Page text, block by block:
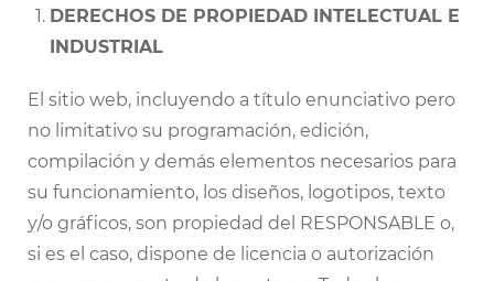
DERECHOS DE PROPIEDAD INTELECTUAL E
INDUSTRIAL
El sitio web, incluyendo a título enunciativo pero
no limitativo su programación, edición,
compilación y demás elementos necesarios para
su funcionamiento, los diseños, logotipos, texto
y/o gráficos, son propiedad del RESPONSABLE o,
si es el caso, dispone de licencia o autorización